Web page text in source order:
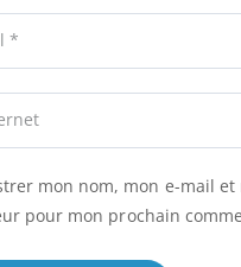
mon nom, mon e-mail et
pour mon prochain